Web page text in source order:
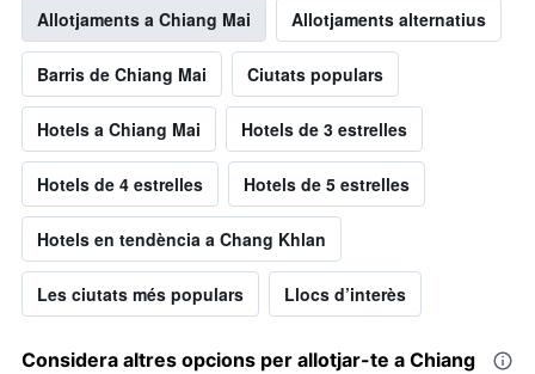
Allotjaments a Chiang Mai Allotjaments alternatius
Barris de Chiang Mai Ciutats populars
Hotels a Chiang Mai Hotels de 3 estrelles
Hotels de 4 estrelles Hotels de 5 estrelles
Hotels en tendència a Chang Khlan
Les ciutats més populars Llocs d’interès
Considera altres opcions per allotjar-te a Chiang